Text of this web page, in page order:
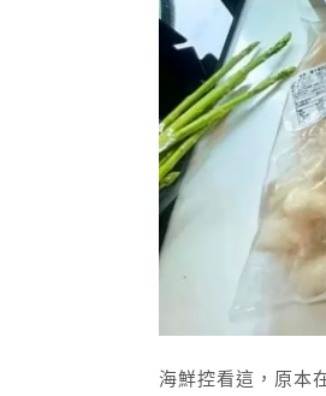
海鮮控看這，原本